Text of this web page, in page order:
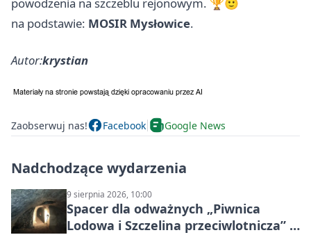
powodzenia na szczeblu rejonowym. 🏆🙂
na podstawie: MOSIR Mysłowice.
Autor:krystian
Zaobserwuj nas! Facebook Google News
Nadchodzące wydarzenia
9 sierpnia 2026, 10:00
Spacer dla odważnych „Piwnica
Lodowa i Szczelina przeciwlotnicza” –